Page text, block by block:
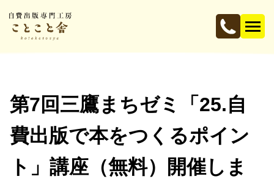
第7回三鷹まちゼミ「25.自
費出版で本をつくるポイン
ト」講座（無料）開催しま